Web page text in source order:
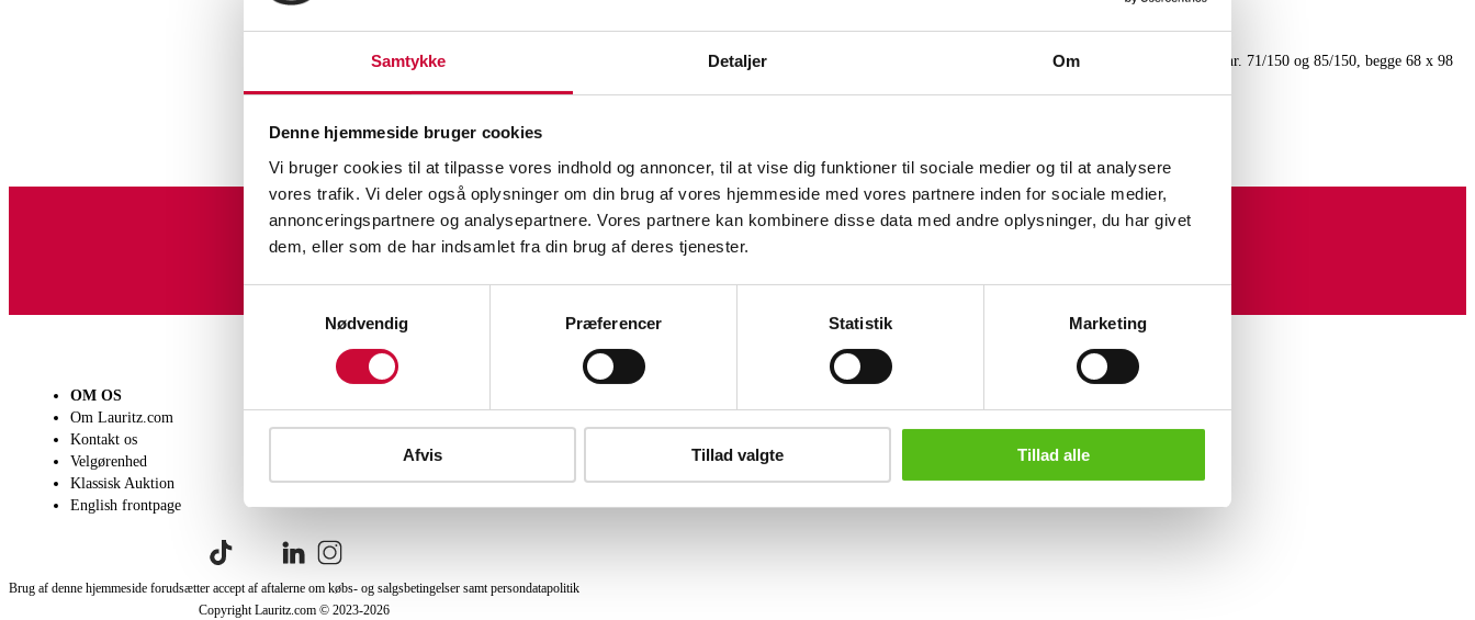
Samtykke Detaljer Om
Denne hjemmeside bruger cookies
Vi bruger cookies til at tilpasse vores indhold og annoncer, til at vise dig funktioner til sociale medier og til at analysere
vores trafik. Vi deler også oplysninger om din brug af vores hjemmeside med vores partnere inden for sociale medier,
annonceringspartnere og analysepartnere. Vores partnere kan kombinere disse data med andre oplysninger, du har givet
dem, eller som de har indsamlet fra din brug af deres tjenester.
Nødvendig
Præferencer Statistik Marketing
Afvis Tillad valgte Tillad alle
Per Arnoldi (f. 1941). Tre kompositioner. Litografier alle sign. i bly Arnoldi. nr. 71/150 og 85/150, begge 68 x 98
Lignende varer
Tilmeld dig vores nyhedsbrev og modtag nyheder samt tilbud direkte i din email.
OM OS
Om Lauritz.com
Kontakt os
Velgørenhed
Klassisk Auktion
English frontpage
Købsvilkår
Brug af denne hjemmeside forudsætter accept af aftalerne om købs- og salgsbetingelser samt persondatapolitik
Copyright Lauritz.com © 2023-2026